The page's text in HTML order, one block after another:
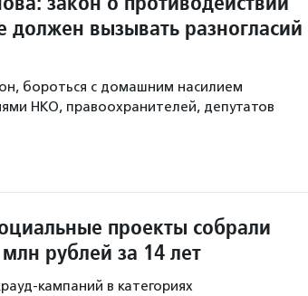
вызывать разногласий
бороться с домашним насилием
НКО, правоохранителей, депутатов
проекты собрали
рублей за 14 лет
кампаний в категориях